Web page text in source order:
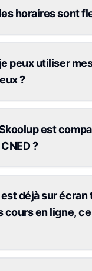
horaires sont
peux utiliser
?
est
?
déjà sur écran
cours en ligne,